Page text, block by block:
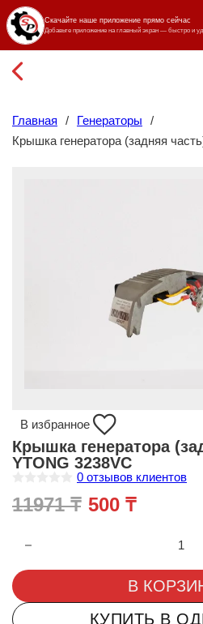
Главная / Генераторы
/
Крышка генератора (задняя
В избранное
Крышка генератора
YTONG 3238VC
ц
е
и
з
5
0 отзывов клиентов
11971₸ 500 ₸
Количество товара Крышка
В
КУПИТЬ В